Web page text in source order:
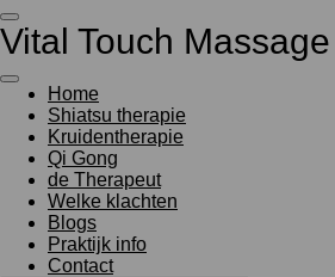
Ga
direct
de
hoofdinhoud
Vital Touch
Home
Shiatsu therapie
Kruidentherapie
Qi Gong
de Therapeut
Welke klachten
Blogs
Praktijk info
Contact